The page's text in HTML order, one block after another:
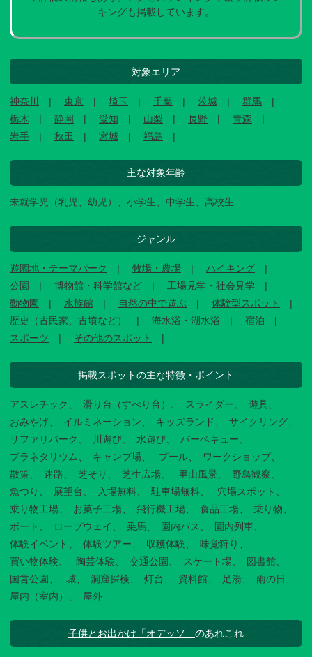
キングも掲載しています。
対象エリア
神奈川 東京 埼玉 千葉 茨城
群馬
栃木
静岡 愛知 山梨 長野
青森
岩手
秋田 宮城 福島
主な対象年齢
未就学児（乳児、幼児）、小学生、中学生、高校生
ジャンル
遊園地・テーマパーク 牧場・農場
ハイキング
公園
博物館・科学館など
工場見学・社会見学
動物園
水族館 自然の中で遊ぶ
体験型スポット
歴史（古民家、古墳など）
海水浴・湖水浴
宿泊
スポーツ
その他のスポット
掲載スポットの主な特徴・ポイント
アスレチック 滑り台（すべり台） スライダー
遊具
おみやげ
イルミネーション キッズランド
サイクリング
サファリパーク
川遊び 水遊び
バーベキュー
プラネタリウム
キャンプ場 プール
ワークショップ
散策
迷路 芝そり 芝生広場 里山風景
野鳥観察
魚つり
展望台 入場無料 駐車場無料
穴場スポット
乗り物工場
お菓子工場 飛行機工場 食品工場
乗り物
ボート
ロープウェイ 乗馬 園内バス
園内列車
体験イベント
体験ツアー 収穫体験
味覚狩り
買い物体験
陶芸体験 交通公園 スケート場
図書館
国営公園
城 洞窟探検 灯台 資料館 足湯
雨の日
屋内（室内）
屋外
子供とお出かけ「オデッソ」 のあれこれ